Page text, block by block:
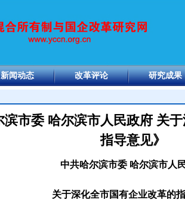
新闻动态 改革评论 研究成果
滨市委 哈尔滨市人民政府 关
指导意见》
中共哈尔滨市委 哈尔滨市人
关于深化全市国有企业改革的